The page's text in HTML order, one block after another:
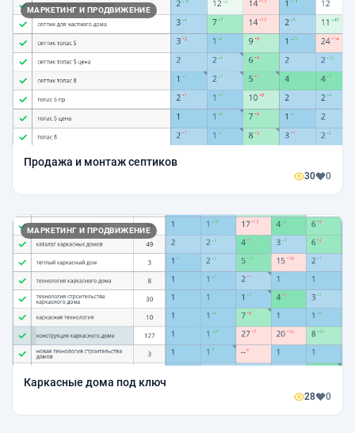
МАРКЕТИНГ И ПРОДВИЖЕНИЕ
Продажа и монтаж септиков
30 0
МАРКЕТИНГ И ПРОДВИЖЕНИЕ
Каркасные дома под ключ
28 0